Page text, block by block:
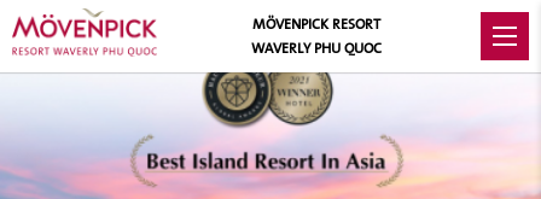
MÖVENPICK RESORT
WAVERLY PHU QUOC